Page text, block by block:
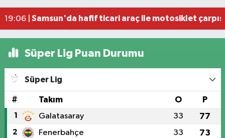
19:06 | Samsun'da hafif ticari araç ile motosiklet
Süper Lig Puan Durumu
Süper Lig
# Takım O P
1 Galatasaray 33 77
2 Fenerbahçe 33 73